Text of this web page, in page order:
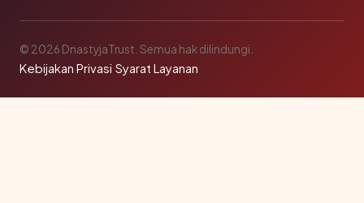
© 2026 DnastyjaTrust. Semua hak dilindungi.
Kebijakan Privasi·Syarat Layanan